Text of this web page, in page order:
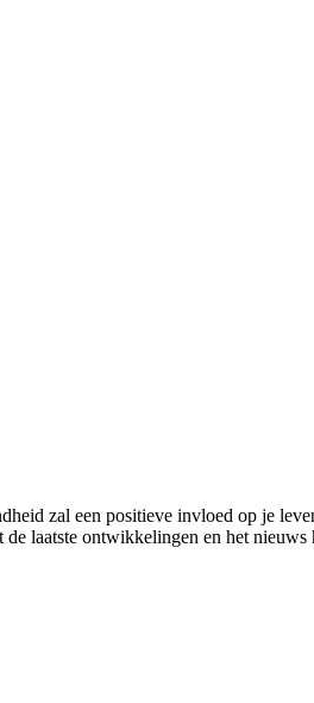
zal een positieve invloed op je
laatste ontwikkelingen en het